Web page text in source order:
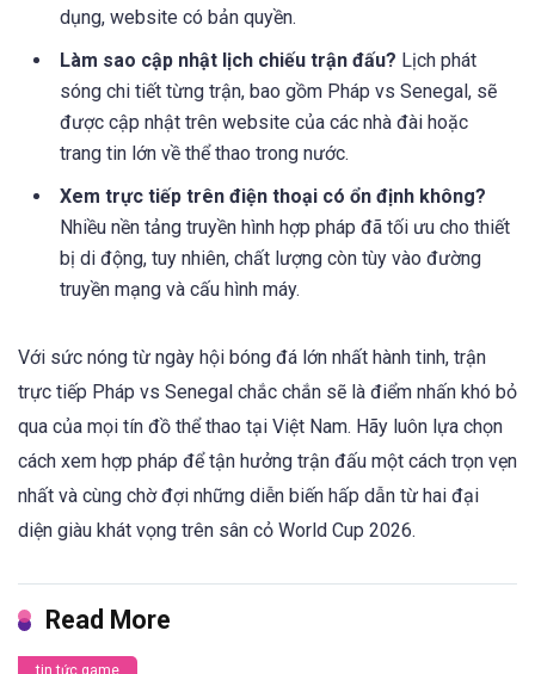
dụng, website có bản quyền.
Làm sao cập nhật lịch chiếu trận đấu? Lịch phát
sóng chi tiết từng trận, bao gồm Pháp vs Senegal, sẽ
được cập nhật trên website của các nhà đài hoặc
trang tin lớn về thể thao trong nước.
Xem trực tiếp trên điện thoại có ổn định không?
Nhiều nền tảng truyền hình hợp pháp đã tối ưu cho thiết
bị di động, tuy nhiên, chất lượng còn tùy vào đường
truyền mạng và cấu hình máy.
Với sức nóng từ ngày hội bóng đá lớn nhất hành tinh, trận
trực tiếp Pháp vs Senegal chắc chắn sẽ là điểm nhấn khó bỏ
qua của mọi tín đồ thể thao tại Việt Nam. Hãy luôn lựa chọn
cách xem hợp pháp để tận hưởng trận đấu một cách trọn vẹn
nhất và cùng chờ đợi những diễn biến hấp dẫn từ hai đại
diện giàu khát vọng trên sân cỏ World Cup 2026.
Read More
tin tức game